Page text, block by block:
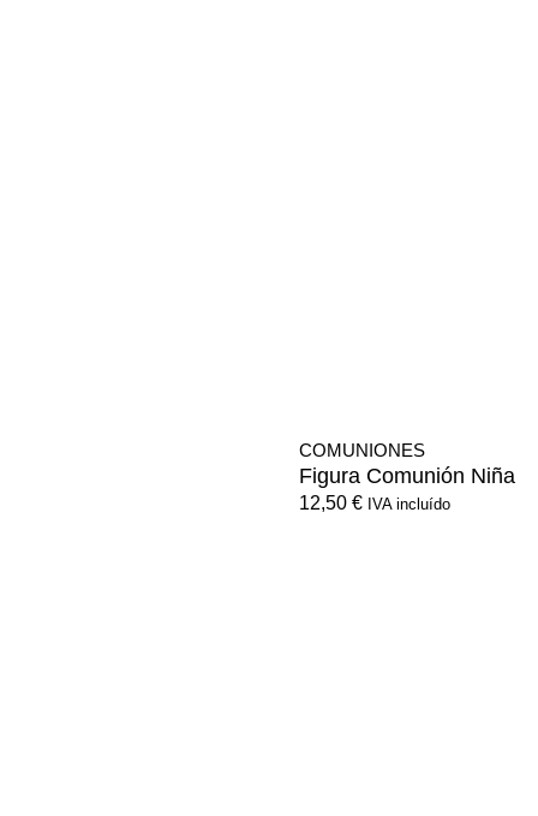
COMUNIONES
Figura Comunión Niña
12,50 € IVA incluído